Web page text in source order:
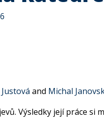
and Michal
Výsledky její práce si